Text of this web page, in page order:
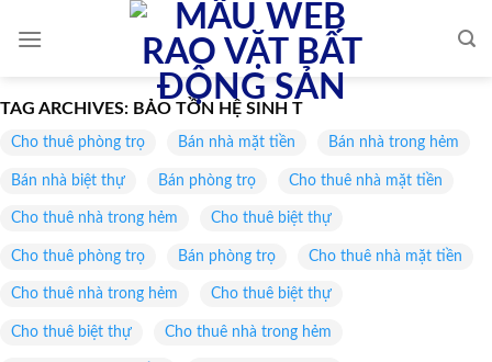
TAG ARCHIVES: BẢO TỒN HỆ SINH T
Cho thuê phòng trọ Bán nhà mặt tiền Bán nhà trong hẻm
Bán nhà biệt thự Bán phòng trọ Cho thuê nhà mặt tiền
Cho thuê nhà trong hẻm Cho thuê biệt thự
Cho thuê phòng trọ Bán phòng trọ Cho thuê nhà mặt tiền
Cho thuê nhà trong hẻm Cho thuê biệt thự
Cho thuê biệt thự Cho thuê nhà trong hẻm